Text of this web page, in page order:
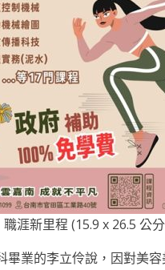
職涯新里程 (15.9 x 26.5 公
畢業的李立伶說，因對美